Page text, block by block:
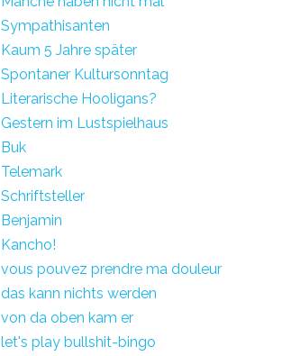
Sympathisanten
Kaum 5 Jahre später
Spontaner Kultursonntag
Literarische Hooligans?
Gestern im Lustspielhaus
Buk
Telemark
Schriftsteller
Benjamin
Kancho!
vous pouvez prendre ma douleur
das kann nichts werden
von da oben kam er
let's play bullshit-bingo